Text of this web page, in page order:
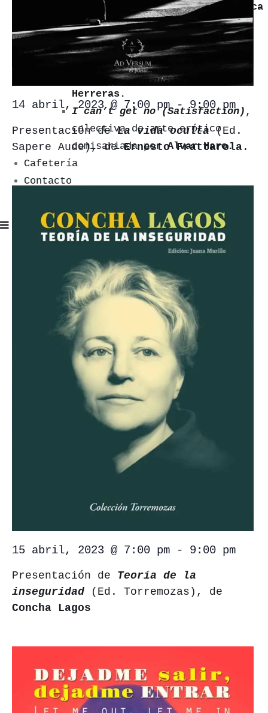
colectiva comisariada por
Mónica
Sotos.
Entrever las Perspectivas,
colectiva de poesía visual
comisariada porYolanda Pérez
Herreras.
I can’t get no (Satisfaction) ,
colectiva de arte erótico
comisariada porAlvar Haro.
Cafetería
Contacto
Cursos y talleres
Exposiciones
Cafetería
Contacto
Presentación deLa vida oculta(Ed.
Sapere Aude), deErnesto Frattarola.
14 abril, 2023 @ 7:00 pm-9:00 pm
Presentación de Teoría de la
inseguridad(Ed. Torremozas), de
Concha Lagos
15 abril, 2023 @ 7:00 pm- 9:00 pm